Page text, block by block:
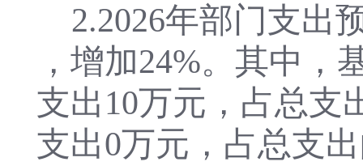
2.2026年部门支出
， 增加24%。其中，
支出10万元，占总支
支出0万元，占总支